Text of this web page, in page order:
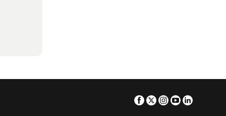
Facebook
TwitterInstagram
Youtube